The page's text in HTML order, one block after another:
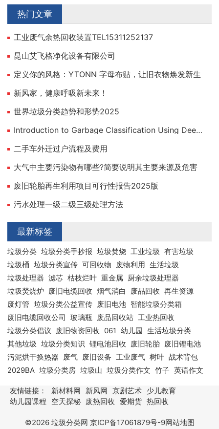
热门文章
工业废气余热回收装置TEL15311252137
昆山艾飞格净化设备有限公司
定义你的风格：YTONN 字母布贴，让旧衣物焕发新生
新风家，健康呼吸新未来！
世界垃圾分类趋势和形势2025
Introduction to Garbage Classification Using Deep Learning
二手车外迁过户流程及费用
大气中主要污染物有哪些?简要说明其主要来源及危害
废旧轮胎再生利用项目可行性报告2025版
污水处理一级二级三级处理方法
最新标签
垃圾分类 垃圾分类手抄报 垃圾焚烧 工业垃圾 有害垃圾
垃圾桶 垃圾分类宣传 可回收物 废物利用 生活垃圾
垃圾处理器 滤芯 枯枝烂叶 重金属 厨余垃圾处理器
垃圾焚烧炉 废旧电缆回收 烟气消白 废品回收 再生资源
废灯管 垃圾分类公益宣传 废旧电池 智能垃圾分类箱
废旧电缆回收公司 玻璃瓶 废品回收站 工业热回收
垃圾分类倡议 废旧物资回收 061 幼儿园 生活垃圾分类
其他垃圾 垃圾分类知识 锂电池回收 废旧轮胎 废旧锂电池
污泥烘干换热器 废气 废旧设备 工业废气 树叶 战术背包
2029BA 垃圾分类房 垃圾山 垃圾分类作文 竹子 英语作文
友情链接： 新材料网 新风网 京剧艺术 少儿教育
幼儿园课程
空天探秘 废热回收 爱期货 热回收
©2026 垃圾分类网 京ICP备17061879号-9网站地图